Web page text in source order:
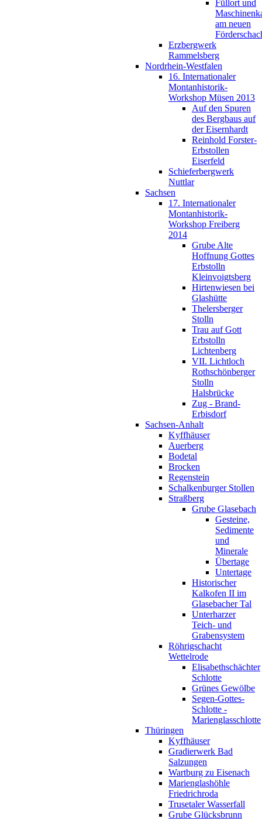
Füllort und
am neuen
Erzbergwerk
Rammelsberg
Nordrhein-Westfalen
16. Internationaler
Montanhistorik-
Workshop Müsen 2013
Auf den Spuren
des Bergbaus auf
der Eisernhardt
Reinhold Forster-
Erbstollen
Eiserfeld
Schieferbergwerk
Nuttlar
Sachsen
17. Internationaler
Montanhistorik-
Workshop Freiberg
2014
Grube Alte
Hoffnung Gottes
Erbstolln
Kleinvoigtsberg
Hirtenwiesen bei
Glashütte
Thelersberger
Stolln
Trau auf Gott
Erbstolln
Lichtenberg
VII. Lichtloch
Rothschönberger
Stolln
Halsbrücke
Zug - Brand-
Erbisdorf
Sachsen-Anhalt
Kyffhäuser
Auerberg
Bodetal
Brocken
Regenstein
Schalkenburger Stollen
Straßberg
Grube Glasebach
Gesteine,
Sedimente
und
Minerale
Übertage
Untertage
Historischer
Kalkofen II im
Glasebacher Tal
Unterharzer
Teich- und
Grabensystem
Röhrigschacht
Wettelrode
Elisabethschächter
Schlotte
Grünes Gewölbe
Segen-Gottes-
Schlotte -
Marienglasschlotte
Thüringen
Kyffhäuser
Gradierwerk Bad
Salzungen
Wartburg zu Eisenach
Marienglashöhle
Friedrichroda
Trusetaler Wasserfall
Grube Glücksbrunn